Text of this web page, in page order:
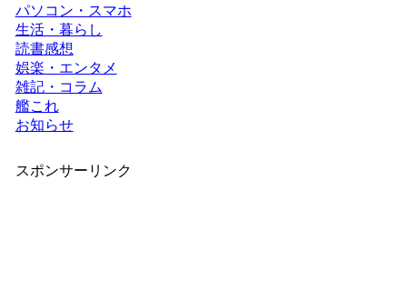
パソコン・スマホ
生活・暮らし
読書感想
娯楽・エンタメ
雑記・コラム
艦これ
お知らせ
スポンサーリンク